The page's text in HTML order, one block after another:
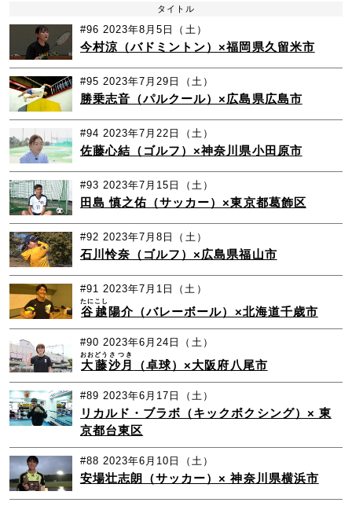
タイトル
#96 2023年8月5日（土）
今村涼（バドミントン）×福岡県久留米市
#95 2023年7月29日（土）
勝乗志音（パルクール）×広島県広島市
#94 2023年7月22日（土）
佐藤心結（ゴルフ）×神奈川県小田原市
#93 2023年7月15日（土）
田島 慎之佑（サッカー）×東京都葛飾区
#92 2023年7月8日（土）
石川怜奈（ゴルフ）×広島県福山市
#91 2023年7月1日（土）
谷越
たにこし
陽介（バレーボール）×北海道千歳市
#90 2023年6月24日（土）
大藤
おおどう
沙月
さつき
（卓球）×大阪府八尾市
#89 2023年6月17日（土）
リカルド・ブラボ（キックボクシング）× 東
京都台東区
#88 2023年6月10日（土）
安場壮志朗（サッカー）× 神奈川県横浜市